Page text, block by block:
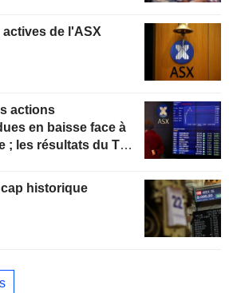
de l'ASX
actions
en baisse face à
; les résultats du T4
historique